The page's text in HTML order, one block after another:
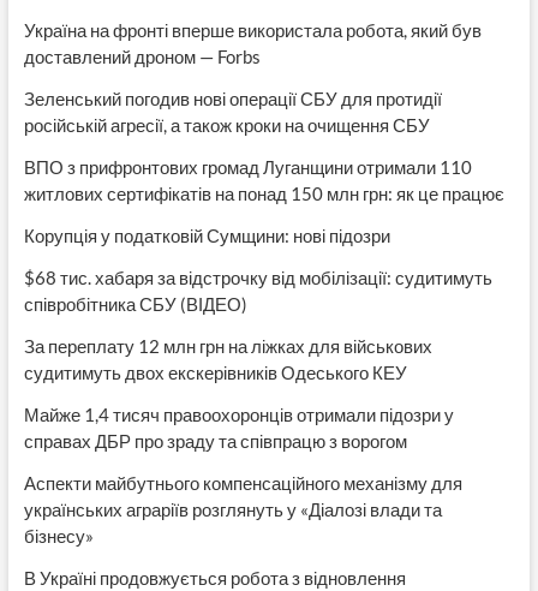
Україна на фронті вперше використала робота, який був
доставлений дроном — Forbs
Зеленський погодив нові операції СБУ для протидії
російській агресії, а також кроки на очищення СБУ
ВПО з прифронтових громад Луганщини отримали 110
житлових сертифікатів на понад 150 млн грн: як це працює
Корупція у податковій Сумщини: нові підозри
$68 тис. хабаря за відстрочку від мобілізації: судитимуть
співробітника СБУ (ВІДЕО)
За переплату 12 млн грн на ліжках для військових
судитимуть двох екскерівників Одеського КЕУ
Майже 1,4 тисяч правоохоронців отримали підозри у
справах ДБР про зраду та співпрацю з ворогом
Аспекти майбутнього компенсаційного механізму для
українських аграріїв розглянуть у «Діалозі влади та
бізнесу»
В Україні продовжується робота з відновлення